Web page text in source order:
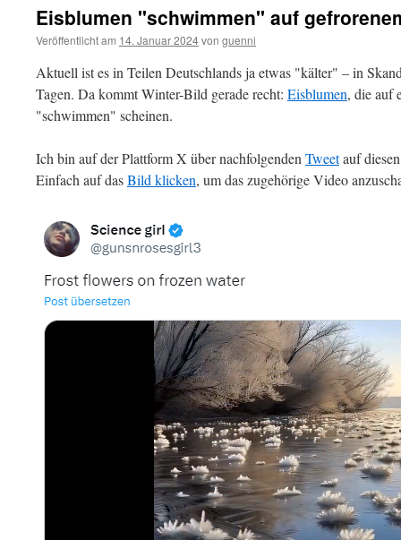
Eisblumen "schwimmen" auf
Veröffentlicht am 14. Januar 2024von guenni
Aktuell ist es in Teilen Deutschlands ja etwas "kälter" – in
Tagen. Da kommt Winter-Bild gerade recht: Eisblumen, die auf
"schwimmen" scheinen.
Ich bin auf der Plattform X über nachfolgenden Tweetauf
Einfach auf dasBild klicken, um das zugehörige Video